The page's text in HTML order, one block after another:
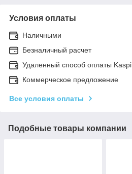
Условия оплаты
Наличными
Безналичный расчет
Удаленный способ оплаты Kaspi
Коммерческое предложение
Все условия оплаты
Подобные товары компании